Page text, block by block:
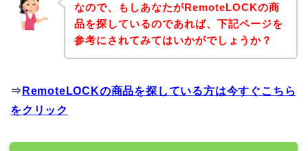
なので、もしあなたがRemoteLOCKの商
品を探しているのであれば、下記ページを
参考にされてみてはいかがでしょうか？
⇒ RemoteLOCKの商品を探している方は今すぐこちら
をクリック